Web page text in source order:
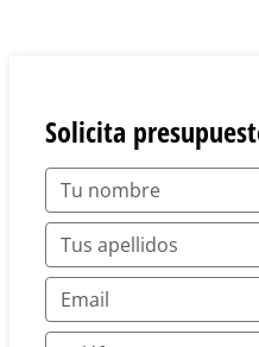
Solicita